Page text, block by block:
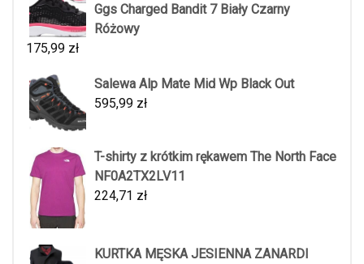
Ggs Charged Bandit 7 Biały Czarny
Różowy
175,99 zł
Salewa Alp Mate Mid Wp Black Out
595,99 zł
T-shirty z krótkim rękawem The North Face
NF0A2TX2LV11
224,71 zł
KURTKA MĘSKA JESIENNA ZANARDI